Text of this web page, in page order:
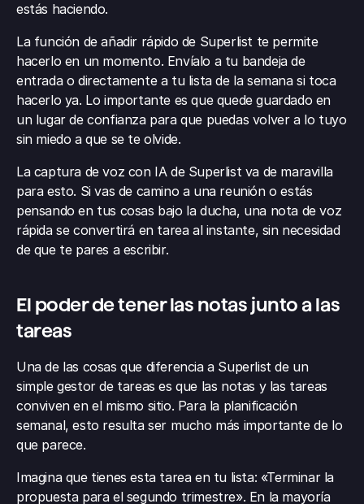
estás haciendo.
La función de añadir rápido de Superlist te permite
hacerlo en un momento. Envíalo a tu bandeja de
entrada o directamente a tu lista de la semana si toca
hacerlo ya. Lo importante es que quede guardado en
un lugar de confianza para que puedas volver a lo tuyo
sin miedo a que se te olvide.
La captura de voz con IA de Superlist va de maravilla
para esto. Si vas de camino a una reunión o estás
pensando en tus cosas bajo la ducha, una nota de voz
rápida se convertirá en tarea al instante, sin necesidad
de que te pares a escribir.
El poder de tener las notas junto a las
tareas
Una de las cosas que diferencia a Superlist de un
simple gestor de tareas es que las notas y las tareas
conviven en el mismo sitio. Para la planificación
semanal, esto resulta ser mucho más importante de lo
que parece.
Imagina que tienes esta tarea en tu lista: «Terminar la
propuesta para el segundo trimestre». En la mayoría